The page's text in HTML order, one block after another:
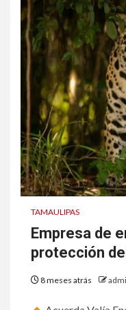
TAMAULIPAS
Empresa de
protección
8 meses atrás